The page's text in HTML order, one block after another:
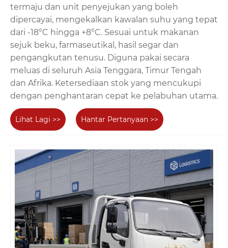
termaju dan unit penyejukan yang boleh
dipercayai, mengekalkan kawalan suhu yang tepat
dari -18°C hingga +8°C. Sesuai untuk makanan
sejuk beku, farmaseutikal, hasil segar dan
pengangkutan tenusu. Diguna pakai secara
meluas di seluruh Asia Tenggara, Timur Tengah
dan Afrika. Ketersediaan stok yang mencukupi
dengan penghantaran cepat ke pelabuhan utama.
Lihat Lagi >> Hantar Pertanyaan >>